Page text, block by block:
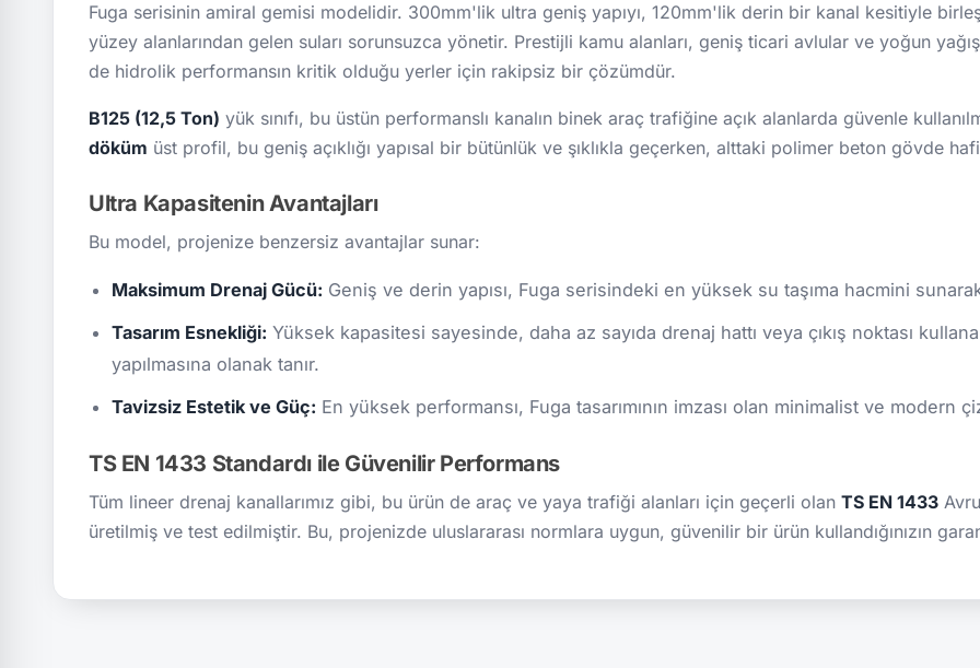
Fuga serisinin amiral gemisi modelidir. 300mm'lik ultra geniş yapıyı, 120mm'lik derin bir kanal kesitiyle
yüzey alanlarından gelen suları sorunsuzca yönetir. Prestijli kamu alanları, geniş ticari avlular ve yoğun
de hidrolik performansın kritik olduğu yerler için rakipsiz bir çözümdür.
B125 (12,5 Ton) yük sınıfı, bu üstün performanslı kanalın binek araç trafiğine açık alanlarda güvenle
döküm üst profil, bu geniş açıklığı yapısal bir bütünlük ve şıklıkla geçerken, alttaki polimer beton gövde
Ultra Kapasitenin Avantajları
Bu model, projenize benzersiz avantajlar sunar:
Maksimum Drenaj Gücü: Geniş ve derin yapısı, Fuga serisindeki en yüksek su taşıma hacmini
Tasarım Esnekliği: Yüksek kapasitesi sayesinde, daha az sayıda drenaj hattı veya çıkış noktası
yapılmasına olanak tanır.
Tavizsiz Estetik ve Güç: En yüksek performansı, Fuga tasarımının imzası olan minimalist ve modern
TS EN 1433 Standardı ile Güvenilir Performans
Tüm lineer drenaj kanallarımız gibi, bu ürün de araç ve yaya trafiği alanları için geçerli olan TS EN 1433
üretilmiş ve test edilmiştir. Bu, projenizde uluslararası normlara uygun, güvenilir bir ürün kullandığınızın